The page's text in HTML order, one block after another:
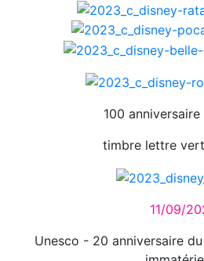
100
timbre lettre
11/09/
Unesco - 20 anniversaire